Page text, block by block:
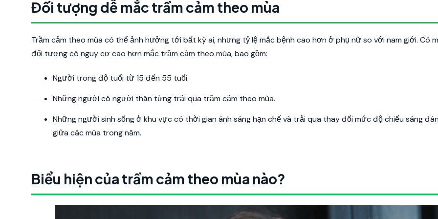
Đối tượng dễ mắc trầm cảm theo mùa
Trầm cảm theo mùa có thể ảnh hưởng tới bất kỳ ai, nhưng tỷ lệ mắc bệnh cao hơn ở phụ nữ so với nam giới. Có
đối tượng có nguy cơ cao hơn mắc trầm cảm theo mùa, bao gồm:
Người trong độ tuổi từ 15 đến 55 tuổi.
Những người có người thân từng trải qua trầm cảm theo mùa.
Những người sinh sống ở khu vực có thời gian ánh sáng hạn chế và trải qua thay đổi mức độ chiếu sáng
giữa các mùa trong năm.
Biểu hiện của trầm cảm theo mùa nào?